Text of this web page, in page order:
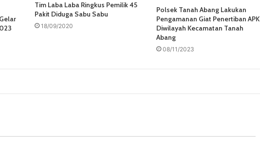
Tim Laba Laba Ringkus Pemilik 45
Pakit Diduga Sabu Sabu
18/09/2020
Polsek Tanah Abang Lakukan
Pengamanan Giat Penertiban APK
Diwilayah Kecamatan Tanah
Abang
08/11/2023